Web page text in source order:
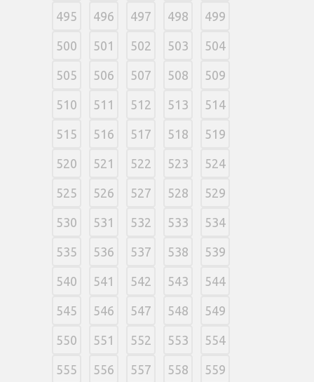
495 496 497 498 499
500 501 502 503 504
505 506 507 508 509
510 511 512 513 514
515 516 517 518 519
520 521 522 523 524
525 526 527 528 529
530 531 532 533 534
535 536 537 538 539
540 541 542 543 544
545 546 547 548 549
550 551 552 553 554
555 556 557 558 559